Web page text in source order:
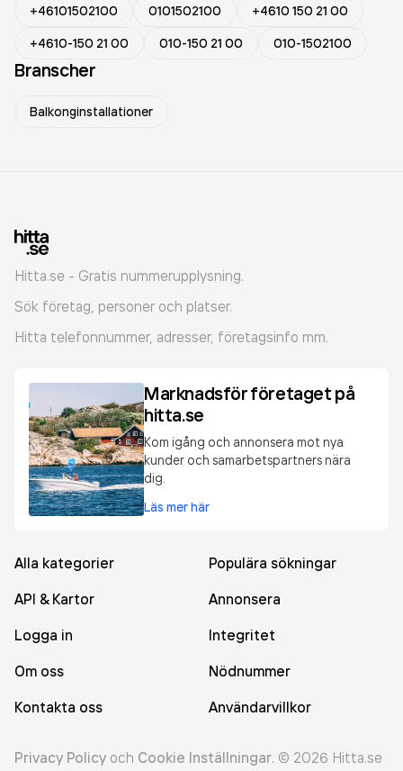
+46101502100 0101502100
+4610 150 21 00
+4610-150 21 00
010-150 21 00 010-1502100
Branscher
Balkonginstallationer
Hitta.se - Gratis nummerupplysning.
Sök företag, personer och platser.
Hitta telefonnummer, adresser, företagsinfo mm.
Marknadsför företaget på
hitta.se
Kom igång och annonsera mot nya
kunder och samarbetspartners nära
dig.
Läs mer här
Alla kategorier
Populära sökningar
API & Kartor
Annonsera
Logga in
Integritet
Om oss
Nödnummer
Kontakta oss
Användarvillkor
Privacy Policy och Cookie Inställningar. © 2026 Hitta.se